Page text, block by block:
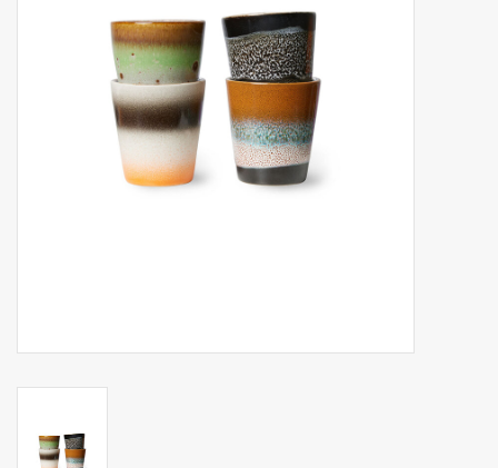
Keukenspullen
Food